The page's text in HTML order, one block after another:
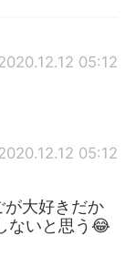
05:12
05:12
が大好きだか
ないと思う😂